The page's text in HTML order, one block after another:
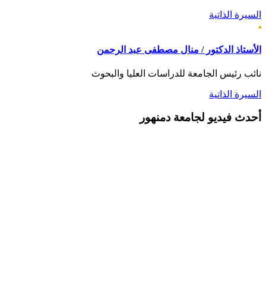
السيرة الذاتية
الأستاذ الدكتور / منال مصطفى عبد الرحمن
نائب رئيس الجامعة للدراسات العليا والبحوث
السيرة الذاتية
أحدث فيديو لجامعة دمنهور